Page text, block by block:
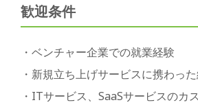
歓迎条件
・ベンチャー企業での就業経験
・新規立ち上げサービスに携わっ
・ITサービス、SaaSサービスのカ